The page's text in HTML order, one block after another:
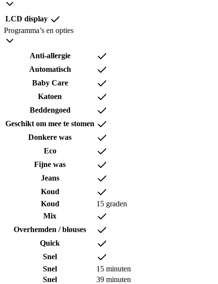
LCD display
Programma’s en opties
Anti-allergie
Automatisch
Baby Care
Katoen
Beddengoed
Geschikt om mee te stomen
Donkere was
Eco
Fijne was
Jeans
Koud
Koud
15 graden
Mix
Overhemden / blouses
Quick
Snel
Snel
15 minuten
Snel
39 minuten